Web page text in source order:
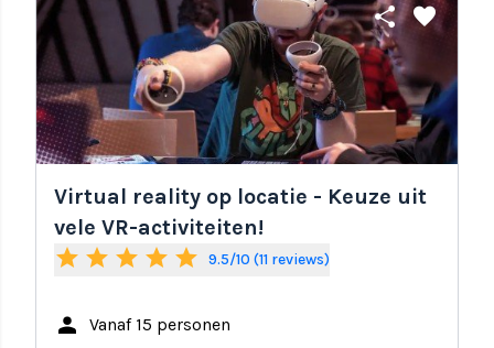
share favorite
Virtual reality op locatie - Keuze uit
vele VR-activiteiten!
star star star star star 9.5/10 (11 reviews)
person Vanaf 15 personen